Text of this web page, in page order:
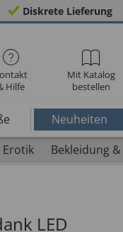
Diskrete Lieferung
Hilfe
Mit Katalog
bestellen
Neuheiten
Erotik Bekleidung
LED